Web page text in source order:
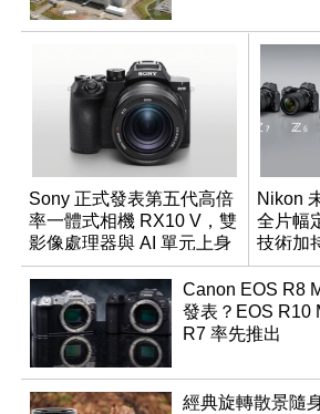
Sony 正式發表第五代高倍
率一體式相機 RX10 V，雙
影像處理器與 AI 單元上身
Nikon
全片幅
技術加
Canon EOS R8
發表？EOS R10
R7 率先推出
經典旋轉散景隨